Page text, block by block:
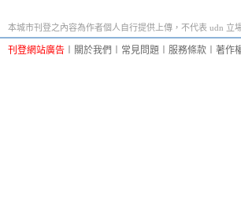
本城市刊登之內容為作者個人自行提供上傳，不代表 udn 立
刊登網站廣告 關於我們 常見問題 服務條款 著作